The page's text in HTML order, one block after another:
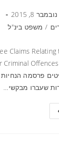
נובמבר 8, 2015
/ משפט בינ"ל
Claims
פרסמה
שעברו מבקשי…